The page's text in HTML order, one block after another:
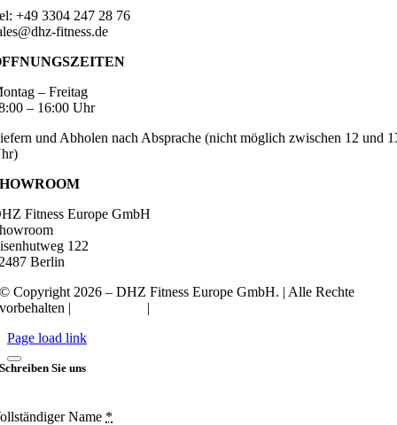
+49 3304 247 28 76
fitness.de
– Freitag
– 16:00 Uhr
und Abholen nach Absprache (nicht möglich zwischen 12 und
Fitness Europe GmbH
122
Berlin
© Copyright 2026 – DHZ Fitness Europe GmbH. | Alle Rechte
vorbehalten |
|
Page load link
Schreiben Sie uns
Name *